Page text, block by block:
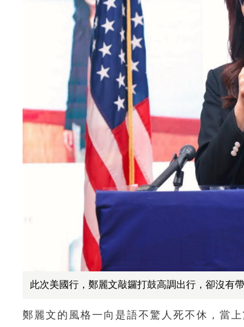
此次美國行，鄭麗文敲鑼打鼓高調出行，卻沒有
鄭麗文的風格一向是語不驚人死不休，當